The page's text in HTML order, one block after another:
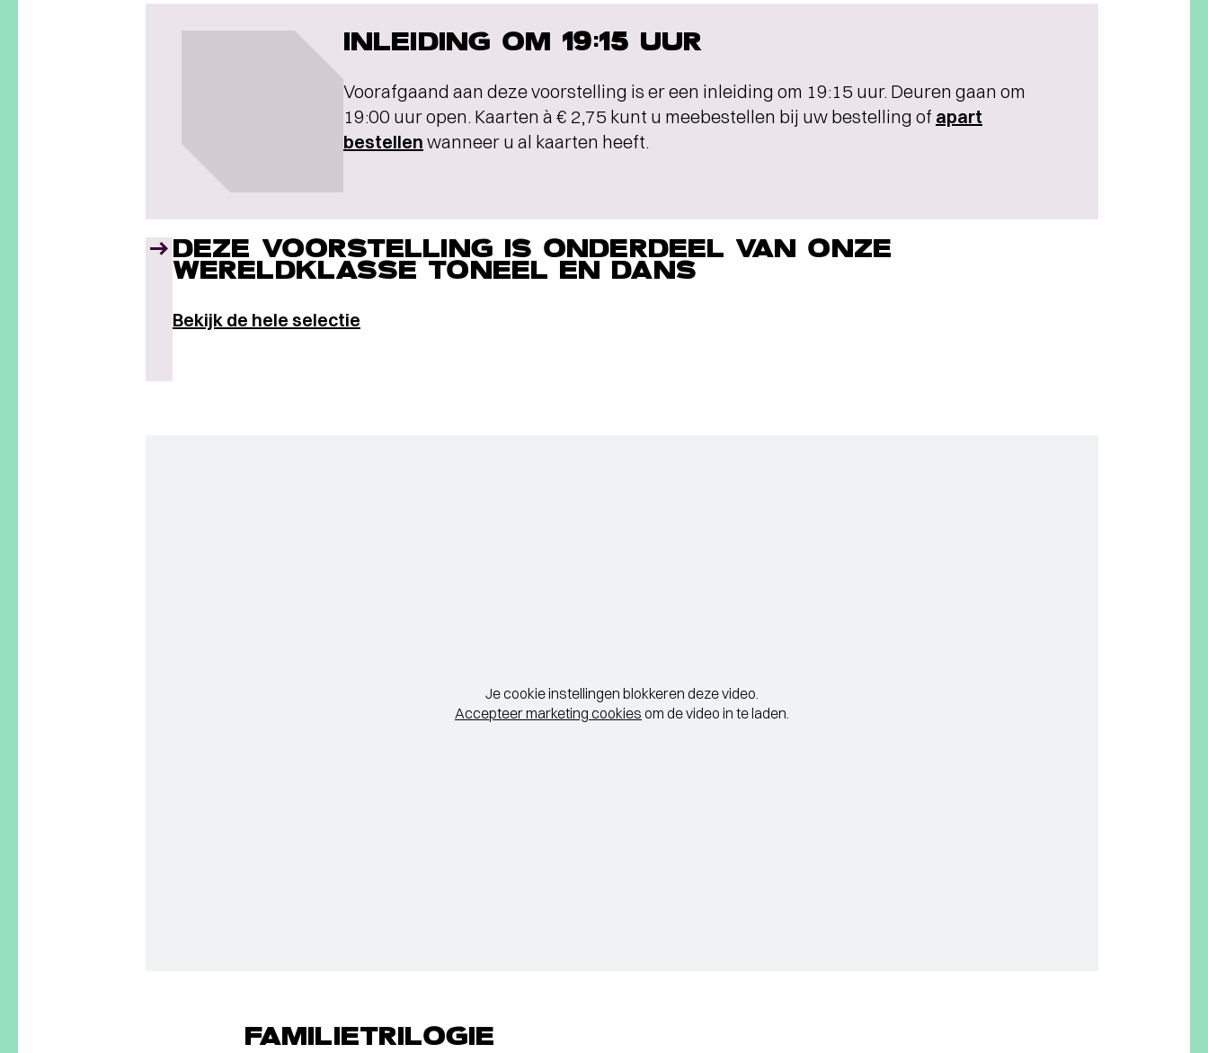
INLEIDING OM 19:15 UUR
Voorafgaand aan deze voorstelling is er een inleiding om 19:15 uur. Deuren gaan om
19:00 uur open. Kaarten à € 2,75 kunt u meebestellen bij uw bestelling of apart
bestellen wanneer u al kaarten heeft.
DEZE VOORSTELLING IS ONDERDEEL VAN ONZE
WERELDKLASSE TONEEL EN DANS
Bekijk de hele selectie
Je cookie instellingen blokkeren deze video.
Accepteer marketing cookies om de video in te laden.
FAMILIETRILOGIE